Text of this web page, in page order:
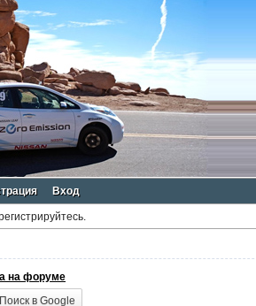
Вход
на форуме